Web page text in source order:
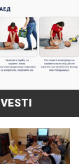
VESTI